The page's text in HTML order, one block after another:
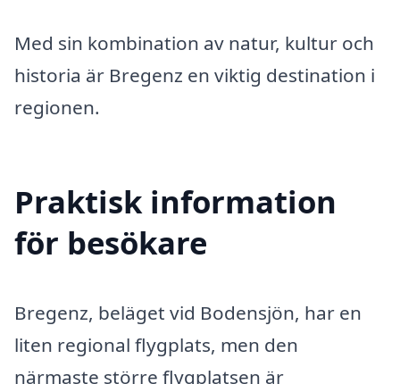
Med sin kombination av natur, kultur och
historia är Bregenz en viktig destination i
regionen.
Praktisk information
för besökare
Bregenz, beläget vid Bodensjön, har en
liten regional flygplats, men den
närmaste större flygplatsen är